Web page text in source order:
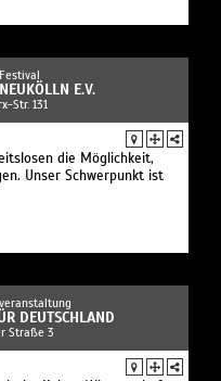
Festival
E.V.
Str. 131
die Möglichkeit,
Unser Schwerpunkt ist
DEUTSCHLAND
Straße 3